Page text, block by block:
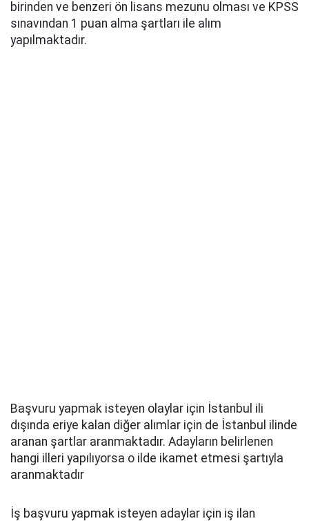
birinden ve benzeri ön lisans mezunu olması ve KPSS
sınavından 1 puan alma şartları ile alım
yapılmaktadır.
Başvuru yapmak isteyen olaylar için İstanbul ili
dışında eriye kalan diğer alımlar için de İstanbul ilinde
aranan şartlar aranmaktadır. Adayların belirlenen
hangi illeri yapılıyorsa o ilde ikamet etmesi şartıyla
aranmaktadır
İş başvuru yapmak isteyen adaylar için iş ilan